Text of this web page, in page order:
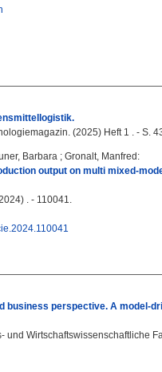
(2025) Heft 1 . - S.
Barbara ; Gronalt, Manfred :
output on multi mixed-
. - 110041.
business perspective. A model-
und Wirtschaftswissenschaftliche